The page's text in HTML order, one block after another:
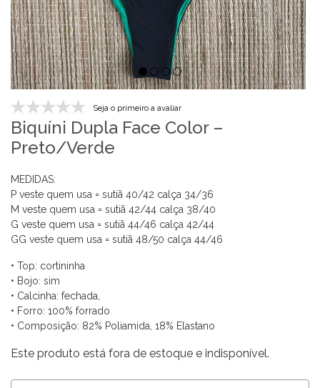
Seja o primeiro a avaliar
Biquíni Dupla Face Color –
Preto/Verde
MEDIDAS:
P veste quem usa = sutiã 40/42 calça 34/36
M veste quem usa = sutiã 42/44 calça 38/40
G veste quem usa = sutiã 44/46 calça 42/44
GG veste quem usa = sutiã 48/50 calça 44/46
• Top: cortininha
• Bojo: sim
• Calcinha: fechada,
• Forro: 100% forrado
• Composição: 82% Poliamida, 18% Elastano
Este produto está fora de estoque e indisponível.